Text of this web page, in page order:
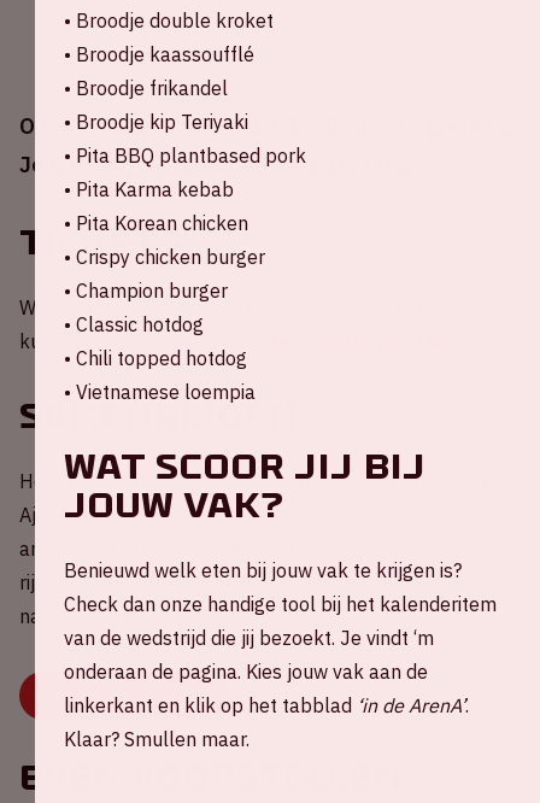
Op woensdag 5 november 2025 speelt Ajax in de
Johan Cruijff ArenA tegen Galatasaray.
Tickets
Wil je aanwezig zijn bij een thuiswedstrijd van Ajax? Je
kunt je tickets bestellen via
Samenrijden
Help mee met het reduceren van CO2-uitstoot rondom
Ajax - Galatasaray! Deel nu jouw lege autostoel(en) met
andere fans of kies een rit uit om mee te rijden. Samen
rijden is veel gezelliger, beter voor je portemonnee én
natuurlijk het milieu. Druk snel op onderstaande knop.
DEEL OF KIES JE RIT
Even voorstellen
• Broodje double kroket
• Broodje kaassoufflé
• Broodje frikandel
• Broodje kip Teriyaki
• Pita BBQ plantbased pork
• Pita Karma kebab
• Pita Korean chicken
• Crispy chicken burger
• Champion burger
• Classic hotdog
• Chili topped hotdog
• Vietnamese loempia
Wat scoor jij bij
jouw vak?
Benieuwd welk eten bij jouw vak te krijgen is?
Check dan onze handige tool bij het kalenderitem
van de wedstrijd die jij bezoekt. Je vindt ‘m
onderaan de pagina. Kies jouw vak aan de
linkerkant en klik op het tabblad ‘in de ArenA’.
Klaar? Smullen maar.